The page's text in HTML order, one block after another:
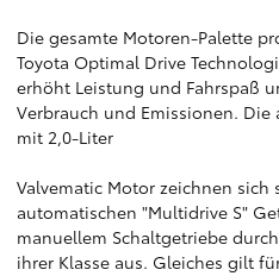
Die gesamte Motoren-Palette
Toyota Optimal Drive
erhöht Leistung und Fahrspaß
Verbrauch und Emissionen.
mit 2,0-Liter
Valvematic Motor zeichnen sich
automatischen "Multidrive S"
manuellem Schaltgetriebe
ihrer Klasse aus. Gleiches gilt